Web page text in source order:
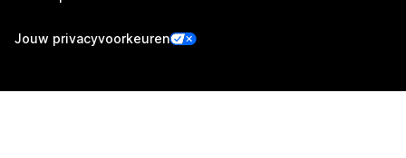
Jouw privacyvoorkeuren